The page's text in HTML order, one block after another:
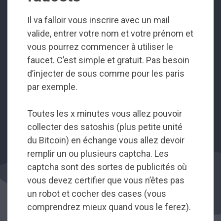
Il va falloir vous inscrire avec un mail
valide, entrer votre nom et votre prénom et
vous pourrez commencer à utiliser le
faucet. C’est simple et gratuit. Pas besoin
d’injecter de sous comme pour les paris
par exemple.
Toutes les x minutes vous allez pouvoir
collecter des satoshis (plus petite unité
du Bitcoin) en échange vous allez devoir
remplir un ou plusieurs captcha. Les
captcha sont des sortes de publicités où
vous devez certifier que vous n’êtes pas
un robot et cocher des cases (vous
comprendrez mieux quand vous le ferez).